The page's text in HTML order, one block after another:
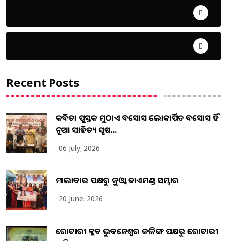
Recent Posts
କବିତା ପୁସ୍ତକ ମୁଠାଏ ଅବସୋସ ଲୋକାର୍ପିତ ଅବସୋସ ହିଁ
ନୂଆ ସାହିତ୍ୟ ସୃଷ...
06 July, 2026
ମାଲାବାର ପକ୍ଷରୁ ନୁଓ୍ବା ଡାଏମଣ୍ଡ ସମ୍ଭାର
20 June, 2026
ରୋଟାରୀ କ୍ଲବ ଭୁବନେଶ୍ୱର କଳିଙ୍ଗ ପକ୍ଷରୁ ରୋଟାରୀ